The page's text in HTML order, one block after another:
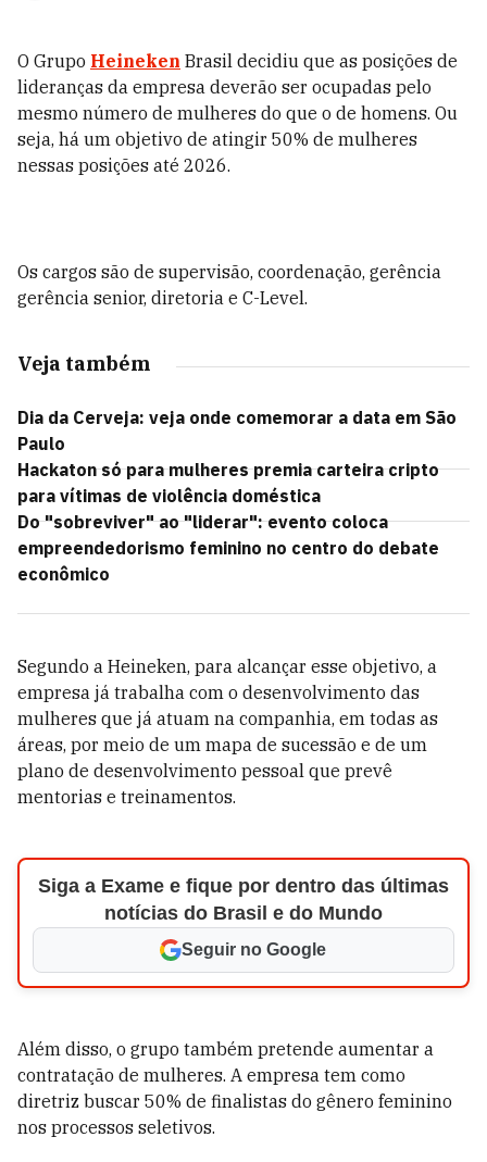
O Grupo Heineken Brasil decidiu que as posições de
lideranças da empresa deverão ser ocupadas pelo
mesmo número de mulheres do que o de homens. Ou
seja, há um objetivo de atingir 50% de mulheres
nessas posições até 2026.
Os cargos são de supervisão, coordenação, gerência
gerência senior, diretoria e C-Level.
Veja também
Dia da Cerveja: veja onde comemorar a data em São
Paulo
Hackaton só para mulheres premia carteira cripto
para vítimas de violência doméstica
Do "sobreviver" ao "liderar": evento coloca
empreendedorismo feminino no centro do debate
econômico
Segundo a Heineken, para alcançar esse objetivo, a
empresa já trabalha com o desenvolvimento das
mulheres que já atuam na companhia, em todas as
áreas, por meio de um mapa de sucessão e de um
plano de desenvolvimento pessoal que prevê
mentorias e treinamentos.
Siga a Exame e fique por dentro das últimas
notícias do Brasil e do Mundo
Seguir no Google
Além disso, o grupo também pretende aumentar a
contratação de mulheres. A empresa tem como
diretriz buscar 50% de finalistas do gênero feminino
nos processos seletivos.